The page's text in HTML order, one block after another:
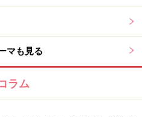
のヘア＆メイクアップアー
イクテクが、幅広い年代の
マも見る
ラム